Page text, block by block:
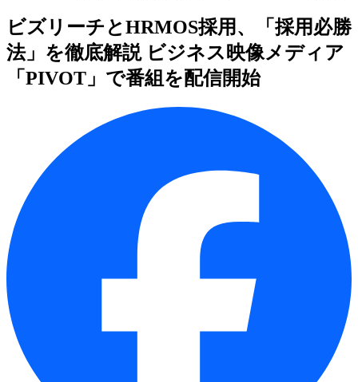
ビズリーチとHRMOS採用、「採用必勝
法」を徹底解説 ビジネス映像メディア
「PIVOT」で番組を配信開始